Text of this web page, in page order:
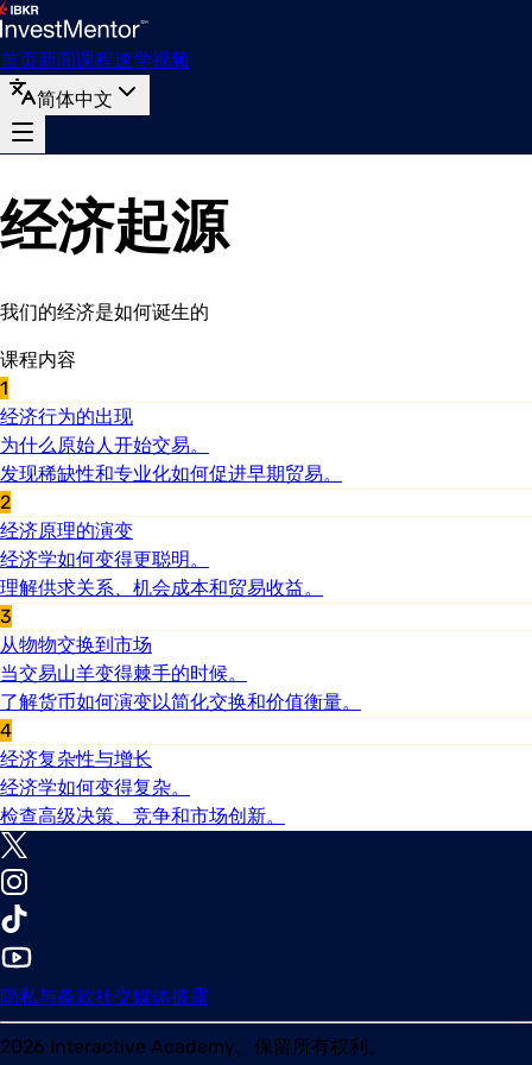
首页新闻课程速学视频
简体中文
经济起源
我们的经济是如何诞生的
课程内容
1
经济行为的出现
为什么原始人开始交易。
发现稀缺性和专业化如何促进早期贸易。
2
经济原理的演变
经济学如何变得更聪明。
理解供求关系、机会成本和贸易收益。
3
从物物交换到市场
当交易山羊变得棘手的时候。
了解货币如何演变以简化交换和价值衡量。
4
经济复杂性与增长
经济学如何变得复杂。
检查高级决策、竞争和市场创新。
隐私与条款社交媒体披露
2026 Interactive Academy。保留所有权利。